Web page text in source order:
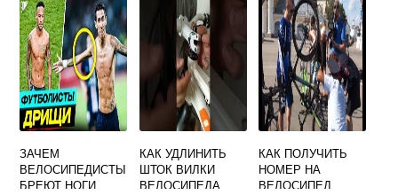
ЗАЧЕМ
ВЕЛОСИПЕДИСТЫ
БРЕЮТ НОГИ
КАК УДЛИНИТЬ
ШТОК ВИЛКИ
ВЕЛОСИПЕДА
КАК ПОЛУЧИТЬ
НОМЕР НА
ВЕЛОСИПЕД